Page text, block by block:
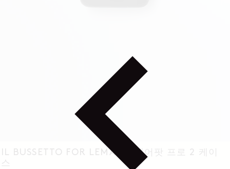
IL BUSSETTO FOR LEMAIRE 에어팟 프로 2 케이
스